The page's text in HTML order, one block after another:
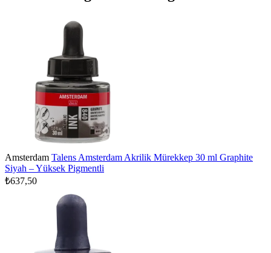
Amsterdam Talens Amsterdam Akrilik Mürekkep 30 ml Graphite
Siyah – Yüksek Pigmentli
₺637,50